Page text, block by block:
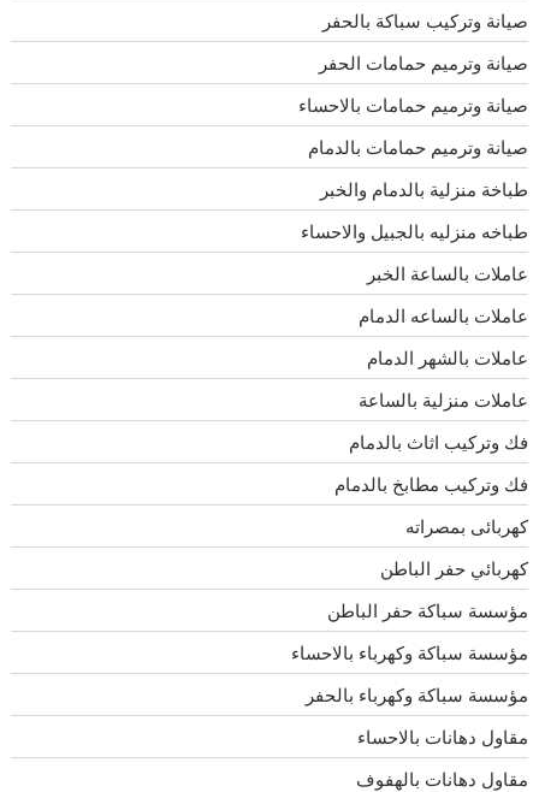
صيانة وتركيب سباكة بالحفر
صيانة وترميم حمامات الحفر
صيانة وترميم حمامات بالاحساء
صيانة وترميم حمامات بالدمام
طباخة منزلية بالدمام والخبر
طباخه منزليه بالجبيل والاحساء
عاملات بالساعة الخبر
عاملات بالساعه الدمام
عاملات بالشهر الدمام
عاملات منزلية بالساعة
فك وتركيب اثاث بالدمام
فك وتركيب مطابخ بالدمام
كهربائى بمصراته
كهربائي حفر الباطن
مؤسسة سباكة حفر الباطن
مؤسسة سباكة وكهرباء بالاحساء
مؤسسة سباكة وكهرباء بالحفر
مقاول دهانات بالاحساء
مقاول دهانات بالهفوف